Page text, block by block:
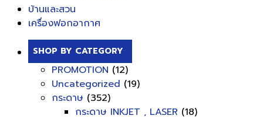
บ้านและสวน
เครื่องฟอกอากาศ
SHOP BY CATEGORY
PROMOTION (12)
Uncategorized (19)
กระดาษ (352)
กระดาษ INKJET , LASER (18)